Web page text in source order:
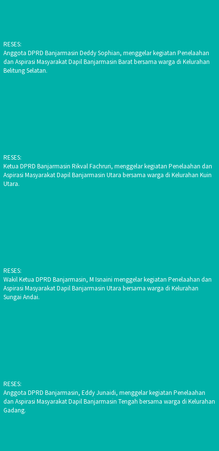
RESES:
Anggota DPRD Banjarmasin Deddy Sophian, menggelar kegiatan Penelaahan
dan Aspirasi Masyarakat Dapil Banjarmasin Barat bersama warga di Kelurahan
Belitung Selatan.
RESES:
Ketua DPRD Banjarmasin Rikval Fachruri, menggelar kegiatan Penelaahan dan
Aspirasi Masyarakat Dapil Banjarmasin Utara bersama warga di Kelurahan Kuin
Utara.
RESES:
Wakil Ketua DPRD Banjarmasin, M Isnaini menggelar kegiatan Penelaahan dan
Aspirasi Masyarakat Dapil Banjarmasin Utara bersama warga di Kelurahan
Sungai Andai.
RESES:
Anggota DPRD Banjarmasin, Eddy Junaidi, menggelar kegiatan Penelaahan
dan Aspirasi Masyarakat Dapil Banjarmasin Tengah bersama warga di Kelurahan
Gadang.